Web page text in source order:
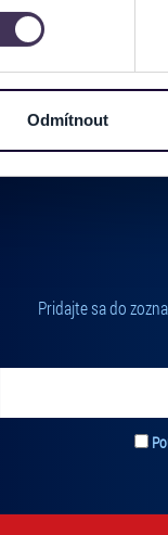
změnit nebo
vašem zařízení
Získané
používáme,
Odmítnout
Pridajte sa do
vám budeme zasielať